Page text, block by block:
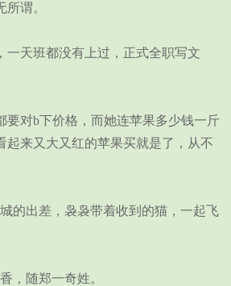
谓。
天班都没有上过，正式全职写文
对b下价格，而她连苹果多少钱一斤
起来又大又红的苹果买就是了，从不
出差，袅袅带着收到的猫，一起飞
随郑一奇姓。